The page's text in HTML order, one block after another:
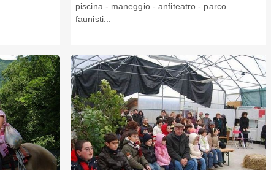
piscina - maneggio - anfiteatro - parco
faunisti...